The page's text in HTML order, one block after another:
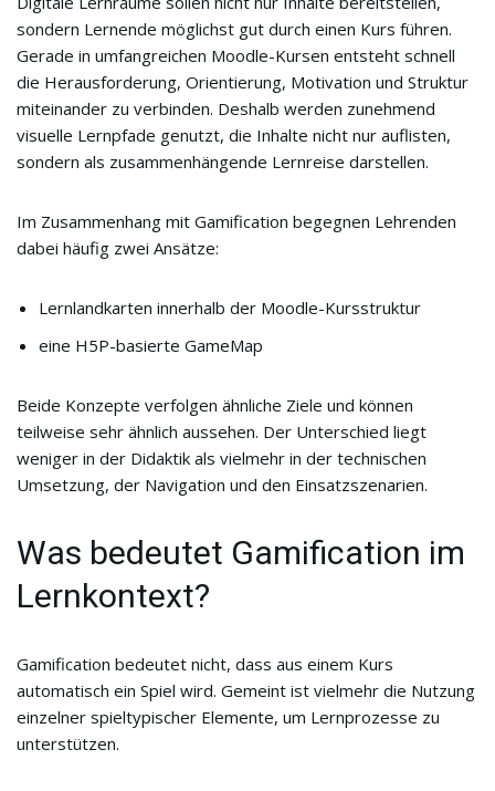
sondern Lernende möglichst gut durch einen Kurs führen.
Gerade in umfangreichen Moodle-Kursen entsteht schnell
die Herausforderung, Orientierung, Motivation und Struktur
miteinander zu verbinden. Deshalb werden zunehmend
visuelle Lernpfade genutzt, die Inhalte nicht nur auflisten,
sondern als zusammenhängende Lernreise darstellen.
Im Zusammenhang mit Gamification begegnen Lehrenden
dabei häufig zwei Ansätze:
Lernlandkarten innerhalb der Moodle-Kursstruktur
eine H5P-basierte GameMap
Beide Konzepte verfolgen ähnliche Ziele und können
teilweise sehr ähnlich aussehen. Der Unterschied liegt
weniger in der Didaktik als vielmehr in der technischen
Umsetzung, der Navigation und den Einsatzszenarien.
Was bedeutet Gamification im
Lernkontext?
Gamification bedeutet nicht, dass aus einem Kurs
automatisch ein Spiel wird. Gemeint ist vielmehr die Nutzung
einzelner spieltypischer Elemente, um Lernprozesse zu
unterstützen.